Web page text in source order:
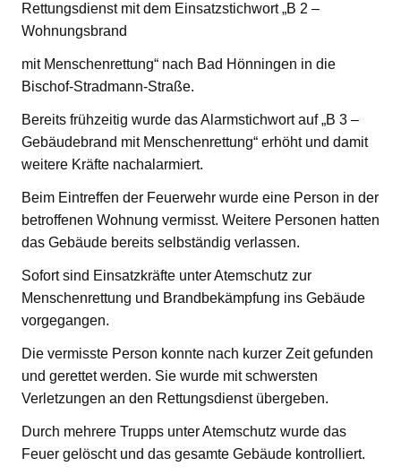
Rettungsdienst mit dem Einsatzstichwort „B 2 –
Wohnungsbrand
mit Menschenrettung“ nach Bad Hönningen in die
Bischof-Stradmann-Straße.
Bereits frühzeitig wurde das Alarmstichwort auf „B 3 –
Gebäudebrand mit Menschenrettung“ erhöht und damit
weitere Kräfte nachalarmiert.
Beim Eintreffen der Feuerwehr wurde eine Person in der
betroffenen Wohnung vermisst. Weitere Personen hatten
das Gebäude bereits selbständig verlassen.
Sofort sind Einsatzkräfte unter Atemschutz zur
Menschenrettung und Brandbekämpfung ins Gebäude
vorgegangen.
Die vermisste Person konnte nach kurzer Zeit gefunden
und gerettet werden. Sie wurde mit schwersten
Verletzungen an den Rettungsdienst übergeben.
Durch mehrere Trupps unter Atemschutz wurde das
Feuer gelöscht und das gesamte Gebäude kontrolliert.